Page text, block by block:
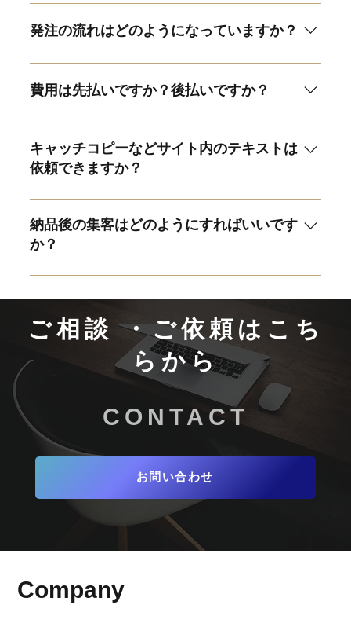
費用が安いのには２つの理由があります。 １つ目
は、ディレクション(企画/構成)から制作まで全てを
人件費の確保が当社では必要がありません。 ２つ
目は、フルスクラッチ(コードを全て書く)でのサイ
ト制作ではありません。基本的にはホームページビ
ルダーサービス(Editor Xなど)をベースに制作を行
い、機能的に足りない箇所のみオリジナルのコード
を記述して制作致します。SEOの設計も十分に対応
でき、更に開発期間を大幅に短縮が可能です。 詳
しいお見積もりは一度お問い合わせください。
発注の流れはどのようになっていますか？
基本的には以下の流れで対応させていただきます。
①ヒアリング ②構成/ページ数の整理 ③お見積もり
求書発行 ⑦サイト構築 ⑧お支払い ⑨検品 ⑩サイト
公開 詳しくは一度お問い合わせよりご相談くださ
い。
費用は先払いですか？後払いですか？
原則「先払い」となります。デザイン案の提出と同
じタイミングで請求を行わせて頂きます。請求月の
翌月末払いとなります。 分割及び後払いはご対応
キャッチコピーなどサイト内のテキストは
依頼できますか？
はい。※ご依頼いただくことが可能です。 プラン
内に「コピーライティングオプション」の追加を行
っていただきます。 サイトの規模や予算によって
っています。 部分的に依頼したいお客様には、1文
字単位での調整も可能です。 ※オプションを付け
ないお客様には、イメージできる仮テキストを設置
致します。修正をしたい箇所に設置するテキストの
希望をいただきこちらで当てはめる流れとなりま
納品後の集客はどのようにすればいいです
か？
ご安心ください。サイト公開後の運用サポートも別
途ご依頼いただくことが可能です。 ・検索順位を
上げる「SEOプラン」 ・積極的な広告運用で即座
に成果を出す「広告運用セットプラン」 をご用意
しております。 広告運用もセットでお考えのお客
様は割引が適用できますので、一度お問い合わせく
​​ご相談 ・ご依頼はこち
らから
​CONTACT
お問い合わせ
​Company